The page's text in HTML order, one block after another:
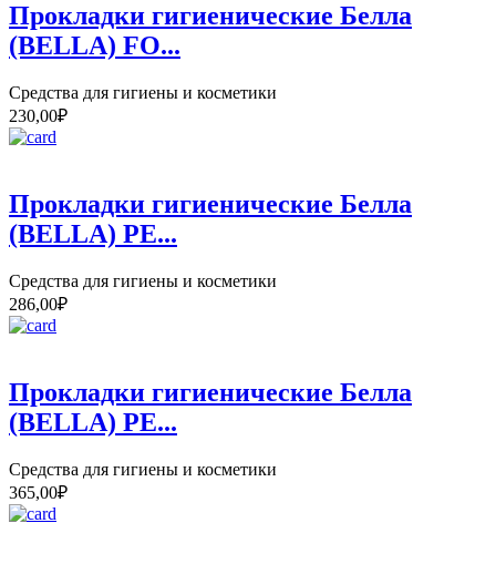
Прокладки гигиенические Белла
(BELLA) FO...
Средства для гигиены и косметики
230,00₽
Прокладки гигиенические Белла
(BELLA) PE...
Средства для гигиены и косметики
286,00₽
Прокладки гигиенические Белла
(BELLA) PE...
Средства для гигиены и косметики
365,00₽